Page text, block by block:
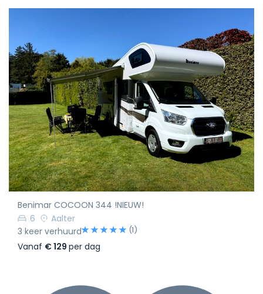
Benimar COCOON 344 !NIEUW!
6
Aalter
3 keer verhuurd
(1)
Vanaf € 129 per dag